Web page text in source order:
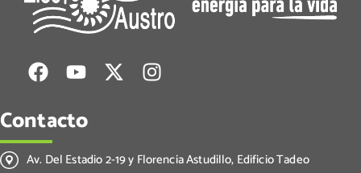
Contacto
Av. Del Estadio 2-19 y Florencia Astudillo, Edificio Tadeo